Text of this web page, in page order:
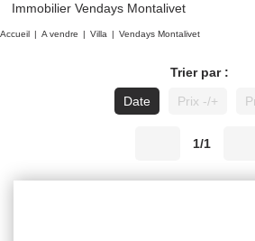
Immobilier Vendays Montalivet
Accueil A vendre Villa Vendays Montalivet
Trier par :
Date
Prix -/+
1/1